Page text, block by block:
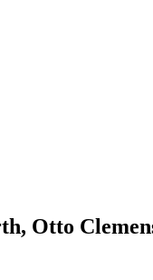
Otto